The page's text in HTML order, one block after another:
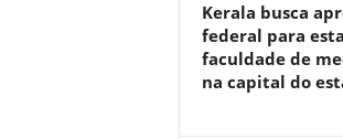
Kerala busca
federal para
faculdade de
na capital do